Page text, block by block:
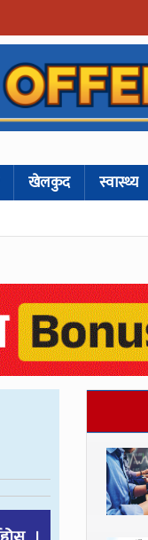
खेलकुद स्वास्थ्य